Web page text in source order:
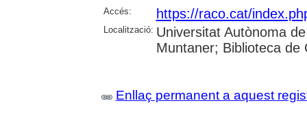
Accés: https://raco.cat/
Localització: Universitat Autònoma
Muntaner; Biblioteca de
Enllaç permanent a aquest